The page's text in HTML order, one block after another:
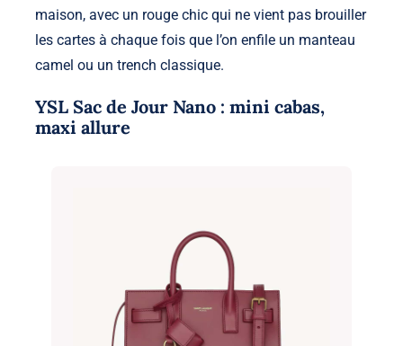
maison, avec un rouge chic qui ne vient pas brouiller
les cartes à chaque fois que l’on enfile un manteau
camel ou un trench classique.
YSL Sac de Jour Nano : mini cabas,
maxi allure